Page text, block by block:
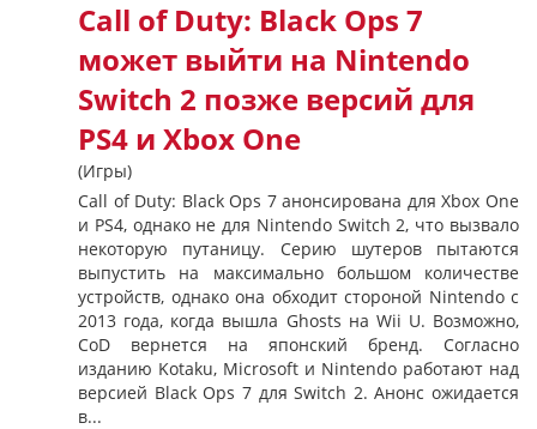
Call of Duty: Black Ops 7
может выйти на Nintendo
Switch 2 позже версий для
PS4 и Xbox One
(Игры)
Call of Duty: Black Ops 7 анонсирована для Xbox One
и PS4, однако не для Nintendo Switch 2, что вызвало
некоторую путаницу. Серию шутеров пытаются
выпустить на максимально большом количестве
устройств, однако она обходит стороной Nintendo с
2013 года, когда вышла Ghosts на Wii U. Возможно,
CoD вернется на японский бренд. Согласно
изданию Kotaku, Microsoft и Nintendo работают над
версией Black Ops 7 для Switch 2. Анонс ожидается
в...